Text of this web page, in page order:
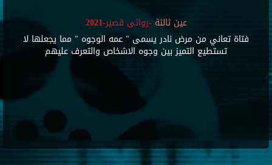
عين ثالثة-روائى قصير-2021
فتاة تعاني من مرض نادر يسمى " عمه الوجوه " مما يجعلها لا
تستطيع التميز بين وجوه الاشخاص والتعرف عليهم